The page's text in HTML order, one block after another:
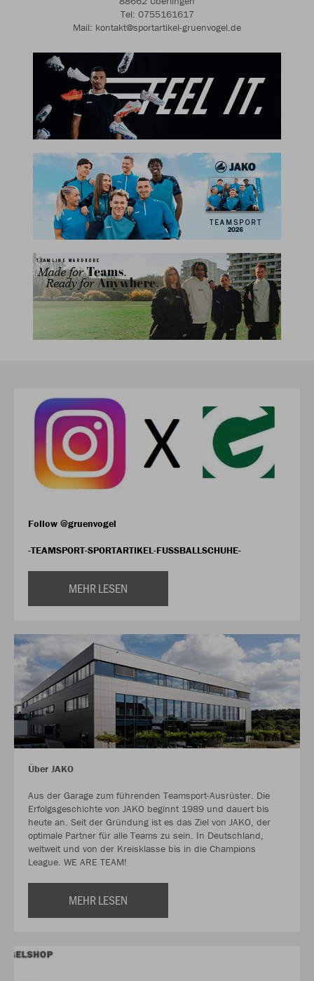
Tel: 0755161617
Mail: kontakt@sportartikel-gruenvogel.de
Follow @gruenvogel
-TEAMSPORT-SPORTARTIKEL-FUSSBALLSCHUHE-
MEHR LESEN
Über JAKO
Aus der Garage zum führenden Teamsport-Ausrüster. Die
Erfolgsgeschichte von JAKO beginnt 1989 und dauert bis
heute an. Seit der Gründung ist es das Ziel von JAKO, der
optimale Partner für alle Teams zu sein. In Deutschland,
weltweit und von der Kreisklasse bis in die Champions
League. WE ARE TEAM!
MEHR LESEN